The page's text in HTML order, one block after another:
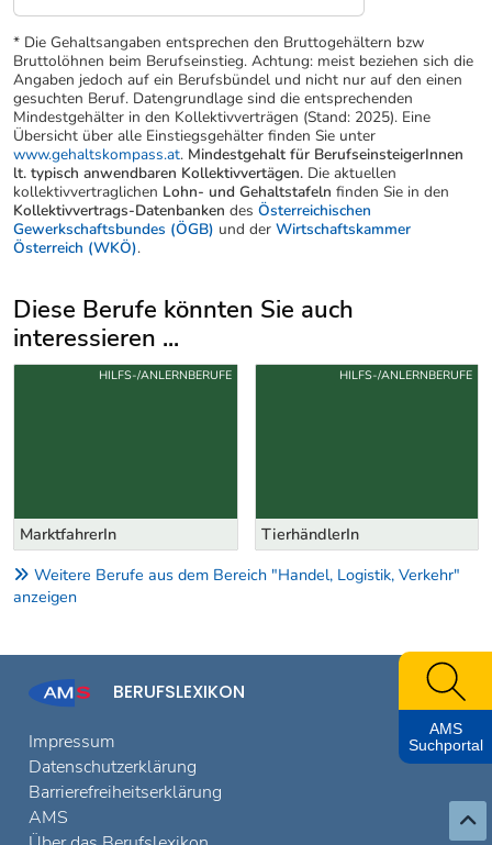
* Die Gehaltsangaben entsprechen den Bruttogehältern bzw
Bruttolöhnen beim Berufseinstieg. Achtung: meist beziehen sich die
Angaben jedoch auf ein Berufsbündel und nicht nur auf den einen
gesuchten Beruf. Datengrundlage sind die entsprechenden
Mindestgehälter in den Kollektivverträgen (Stand: 2025). Eine
Übersicht über alle Einstiegsgehälter finden Sie unter
www.gehaltskompass.at. Mindestgehalt für BerufseinsteigerInnen
lt. typisch anwendbaren Kollektivvertägen. Die aktuellen
kollektivvertraglichen Lohn- und Gehaltstafeln finden Sie in den
Kollektivvertrags-Datenbanken des Österreichischen
Gewerkschaftsbundes (ÖGB) und der Wirtschaftskammer
Österreich (WKÖ).
Diese Berufe könnten Sie auch
interessieren ...
Uber weitere Berufsvorschläge
MarktfahrerIn
HILFS-/ANLERNBERUFE
TierhändlerIn
HILFS-/ANLERNBERUFE
Weitere Berufe aus dem Bereich "Handel, Logistik, Verkehr"
anzeigen
BERUFSLEXIKON
Impressum
Datenschutzerklärung
Barrierefreiheitserklärung
AMS
AMS
Suchportal